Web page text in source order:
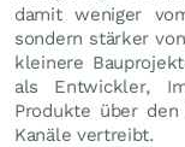
damit weniger
sondern stärker
kleinere
als Entwickler,
Produkte über
Kanäle vertreibt.